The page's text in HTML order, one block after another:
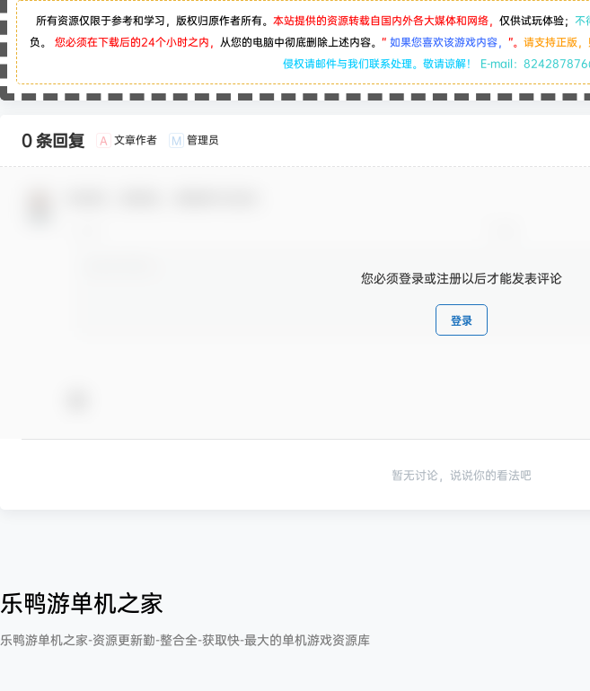
所有资源仅限于参考和学习，版权归原作者所有。 本站提供的资源转载自国内外各大媒体和网络， 仅供试玩体验； 不
负。
您必须在下载后的24个小时之内， 从您的电脑中彻底删除上述内容。 “ 如果您喜欢该游戏内容， ”。 请支持正版
侵权请邮件与我们联系处理。敬请谅解！ E-mail：
0 条回复 A 文章作者 M 管理员
您必须登录或注册以后才能发表评论
登录
暂无讨论，说说你的看法吧
乐鸭游单机之家
乐鸭游单机之家-资源更新勤-整合全-获取快-最大的单机游戏资源库